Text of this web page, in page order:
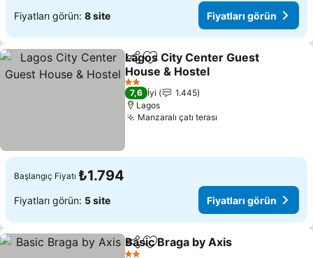
Fiyatları görün: 8 site Fiyatları görün
PaylaşFavorilerime ekle
Lagos City Center Guest
House & Hostel
Fiyatları görün
2 Yıldız
7,6 İyi
1.445
Lagos
Manzaralı çatı terası
Başlangıç Fiyatı ₺1.794
Fiyatları görün: 5 site Fiyatları görün
PaylaşFavorilerime ekle
Basic Braga by Axis